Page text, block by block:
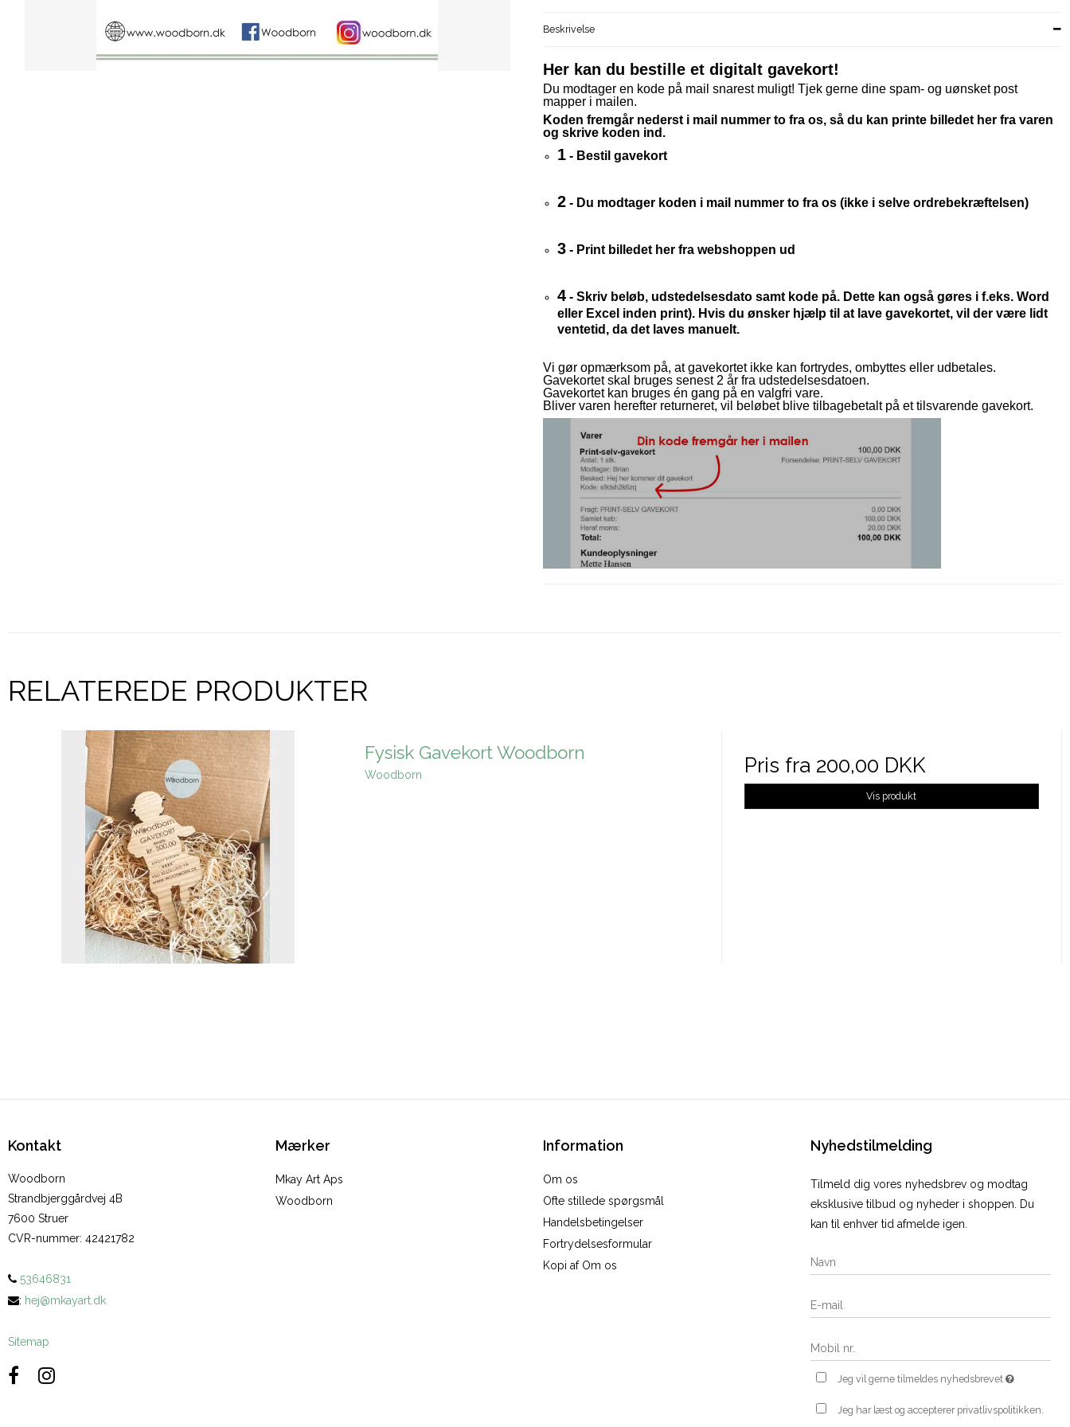
Beskrivelse
Her kan du bestille et digitalt gavekort!
Du modtager en kode på mail snarest muligt! Tjek gerne dine spam- og uønsket post
mapper i mailen.
Koden fremgår nederst i mail nummer to fra os, så du kan printe billedet her fra varen
og skrive koden ind.
1- Bestil gavekort
2- Du modtager koden i mail nummer to fra os (ikke i selve ordrebekræftelsen)
3- Print billedet her fra webshoppen ud
4- Skriv beløb, udstedelsesdato samt kode på. Dette kan også gøres i f.eks. Word
eller Excel inden print). Hvis du ønsker hjælp til at lave gavekortet, vil der være lidt
ventetid, da det laves manuelt.
Vi gør opmærksom på, at gavekortet ikke kan fortrydes, ombyttes eller udbetales.
Gavekortet skal bruges senest 2 år fra udstedelsesdatoen.
Gavekortet kan bruges én gang på en valgfri vare.
Bliver varen herefter returneret, vil beløbet blive tilbagebetalt på et tilsvarende gavekort.
RELATEREDE PRODUKTER
Fysisk Gavekort Woodborn
Woodborn Pris fra 200,00 DKK
Vis produkt
Kontakt
Woodborn
Strandbjerggårdvej 4B
7600 Struer
CVR-nummer: 42421782
53646831
: hej@mkayart.dk
Sitemap
Mærker
Mkay Art Aps
Woodborn
Information
Om os
Ofte stillede spørgsmål
Handelsbetingelser
Fortrydelsesformular
Kopi af Om os
Nyhedstilmelding
Tilmeld dig vores nyhedsbrev og modtag
eksklusive tilbud og nyheder i shoppen. Du
kan til enhver tid afmelde igen.
Jeg vil gerne tilmeldes nyhedsbrevet
Jeg har læst og accepterer privatlivspolitikken.